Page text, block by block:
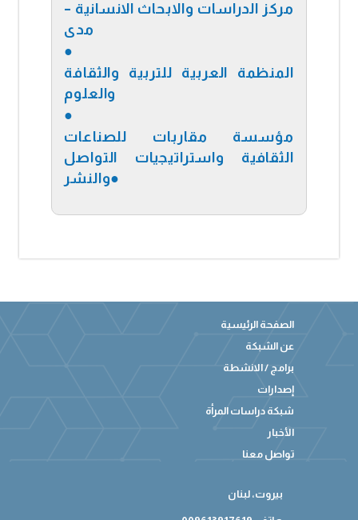
مركز الدراسات والابحاث الانسانية –
مدى
●
المنظمة العربية للتربية والثقافة
والعلوم
●
مؤسسة مقاربات للصناعات
الثقافية واستراتيجيات التواصل
والنشر●
الصفحة الرئيسية
عن الشبكة
برامج / الانشطة
إصدارات
شبكة دراسات المرأة
الأخبار
تواصل معنا
بيروت، لبنان